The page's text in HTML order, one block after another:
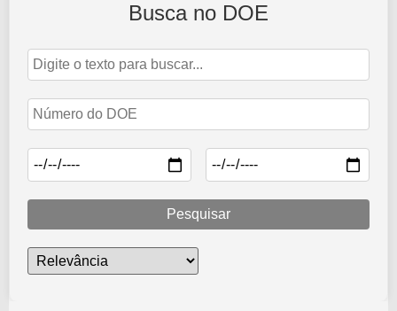
Edição de n°3077 de 15 de junho de 2023
15 de junho de 2023
Abrir Edição
Busca no DOE
Pesquisar